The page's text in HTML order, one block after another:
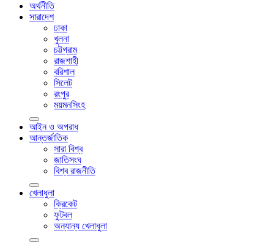
অর্থনীতি
সারাদেশ
ঢাকা
খুলনা
চট্টগ্রাম
রাজশাহী
বরিশাল
সিলেট
রংপুর
ময়মনসিংহ
আইন ও অপরাধ
আন্তর্জাতিক
সারা বিশ্ব
জাতিসংঘ
বিশ্ব রাজনীতি
খেলাধুলা
ক্রিকেট
ফুটবল
অন্যান্য খেলাধুলা